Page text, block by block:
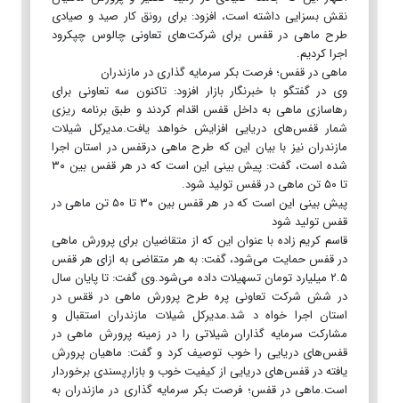
نقش بسزایی داشته است، افزود: برای رونق کار صید و صیادی
طرح ماهی در قفس برای شرکت‌های تعاونی چالوس چپکرود
اجرا کردیم.
ماهی در قفس؛ فرصت بکر سرمایه گذاری در مازندران
وی در گفتگو با خبرنگار بازار افزود: تاکنون سه تعاونی برای
رهاسازی ماهی به داخل قفس اقدام کردند و طبق برنامه ریزی
شمار قفس‌های دریایی افزایش خواهد یافت.مدیرکل شیلات
مازندران نیز با بیان این که طرح ماهی درقفس در استان اجرا
شده است، گفت: پیش بینی این است که در هر قفس بین ۳۰
تا ۵۰ تن ماهی در قفس تولید شود.
پیش بینی این است که در هر قفس بین ۳۰ تا ۵۰ تن ماهی در
قفس تولید شود
قاسم کریم زاده با عنوان این که از متقاضیان برای پرورش ماهی
در قفس حمایت می‌شود، گفت: به هر متقاضی به ازای هر قفس
۲.۵ میلیارد تومان تسهیلات داده می‌شود.وی گفت: تا پایان سال
در شش شرکت تعاونی پره طرح پرورش ماهی در ققس در
استان اجرا خواه د شد.مدیرکل شیلات مازندران استقبال و
مشارکت سرمایه گذاران شیلاتی را در زمینه پرورش ماهی در
قفس‌های دریایی را خوب توصیف کرد و گفت: ماهیان پرورش
یافته در قفس‌های دریایی از کیفیت خوب و بازارپسندی برخوردار
است.ماهی در قفس؛ فرصت بکر سرمایه گذاری در مازندران به